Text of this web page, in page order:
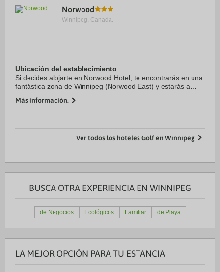
Norwood
Winnipeg, Canadá.
Ubicación del establecimiento
Si decides alojarte en Norwood Hotel, te encontrarás en una
fantástica zona de Winnipeg (Norwood East) y estarás a
convenciones RBC de Winnipeg y Canada Life ...
Más información.
Ver todos los hoteles Golf en Winnipeg
BUSCA OTRA EXPERIENCIA EN WINNIPEG
de Negocios Ecológicos Familiar de Playa
LA MEJOR OPCIÓN PARA TU ESTANCIA